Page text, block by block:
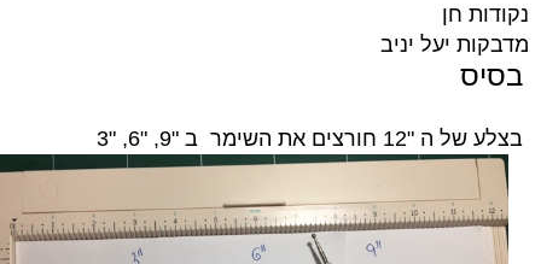
נקודות חן
מדבקות יעל יניב
בסיס
בצלע של ה "12 חורצים את השימר ב "9, "6, "3